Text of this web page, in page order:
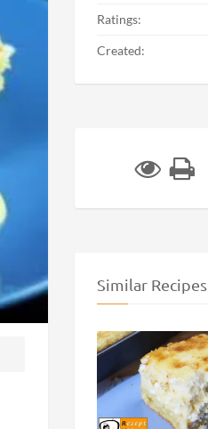
Ratings:
Created:
Similar Recipes